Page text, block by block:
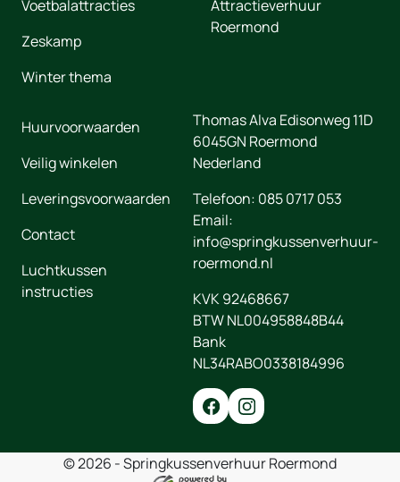
Voetbalattracties
Zeskamp
Winter thema
Attractieverhuur
Roermond
Huurvoorwaarden
Veilig winkelen
Leveringsvoorwaarden
Contact
Luchtkussen
instructies
Thomas Alva Edisonweg 11D
6045GN Roermond
Nederland
Telefoon: 085 0717 053
Email:
info@springkussenverhuur-
roermond.nl
KVK 92468667
BTW NL004958848B44
Bank
NL34RABO0338184996
© 2026 - Springkussenverhuur Roermond